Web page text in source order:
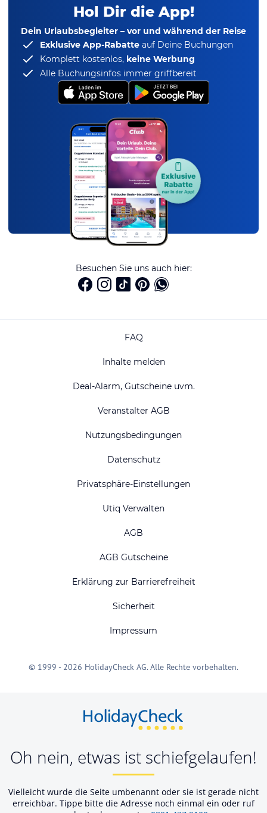
Hol Dir die App!
Dein Urlaubsbegleiter – vor und während der Reise
Exklusive App-Rabatte auf Deine Buchungen
Komplett kostenlos, keine Werbung
Alle Buchungsinfos immer griffbereit
Besuchen Sie uns auch hier:
FAQ
Inhalte melden
Deal-Alarm, Gutscheine uvm.
Veranstalter AGB
Nutzungsbedingungen
Datenschutz
Privatsphäre-Einstellungen
Utiq Verwalten
AGB
AGB Gutscheine
Erklärung zur Barrierefreiheit
Sicherheit
Impressum
© 1999 - 2026 HolidayCheck AG. Alle Rechte vorbehalten.
Oh nein, etwas ist schiefgelaufen!
Vielleicht wurde die Seite umbenannt oder sie ist gerade nicht
erreichbar. Tippe bitte die Adresse noch einmal ein oder ruf